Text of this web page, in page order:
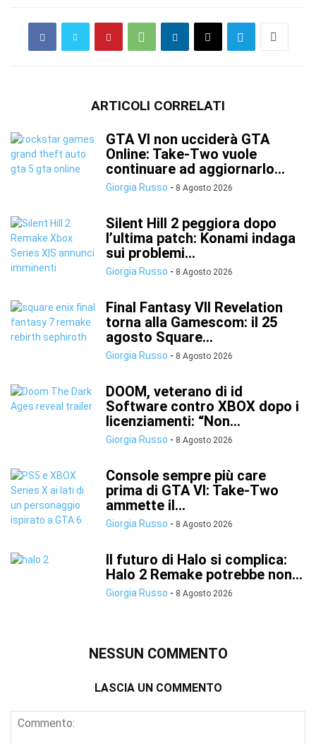
ARTICOLI CORRELATI
GTA VI non ucciderà GTA
Online: Take-Two vuole
continuare ad aggiornarlo...
Giorgia Russo - 8 Agosto 2026
Silent Hill 2 peggiora dopo
l’ultima patch: Konami indaga
sui problemi...
Giorgia Russo - 8 Agosto 2026
Final Fantasy VII Revelation
torna alla Gamescom: il 25
agosto Square...
Giorgia Russo - 8 Agosto 2026
DOOM, veterano di id
Software contro XBOX dopo i
licenziamenti: “Non...
Giorgia Russo - 8 Agosto 2026
Console sempre più care
prima di GTA VI: Take-Two
ammette il...
Giorgia Russo - 8 Agosto 2026
Il futuro di Halo si complica:
Halo 2 Remake potrebbe non...
Giorgia Russo - 8 Agosto 2026
NESSUN COMMENTO
LASCIA UN COMMENTO